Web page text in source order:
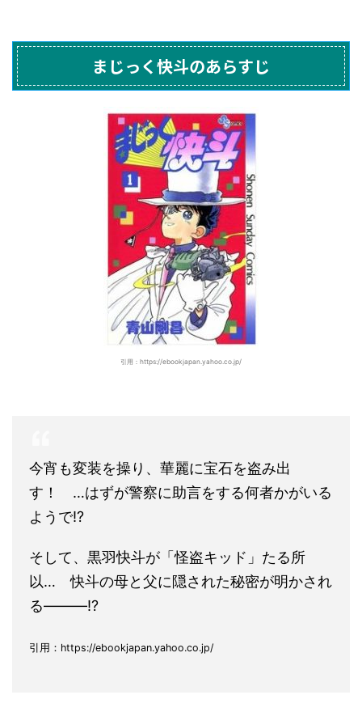
まじっく快斗のあらすじ
引用：https://ebookjapan.yahoo.co.jp/
今宵も変装を操り、華麗に宝石を盗み出
す！ …はずが警察に助言をする何者かがいる
ようで!?
そして、黒羽快斗が「怪盗キッド」たる所
以… 快斗の母と父に隠された秘密が明かされ
る―――!?
引用：https://ebookjapan.yahoo.co.jp/